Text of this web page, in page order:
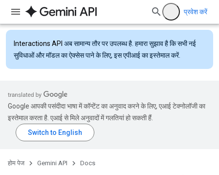
प्रवेश करें
Interactions API अब सामान्य तौर पर उपलब्ध है. हमारा सुझाव है कि सभी नई
सुविधाओं और मॉडल का ऐक्सेस पाने के लिए, इस एपीआई का इस्तेमाल करें.
Google आपकी पसंदीदा भाषा में कॉन्टेंट का अनुवाद करने के लिए, एआई टेक्नोलॉजी का
इस्तेमाल करता है. एआई से मिले अनुवादों में गलतियां हो सकती हैं.
होम पेज Gemini API Docs